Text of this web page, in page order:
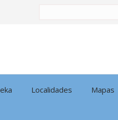
Localidades Mapas